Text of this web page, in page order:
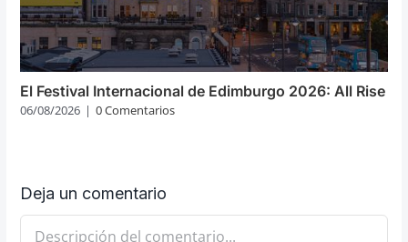
El Festival Internacional de Edimburgo 2026: All Rise
06/08/2026 | 0 Comentarios
Deja un comentario
Comentario